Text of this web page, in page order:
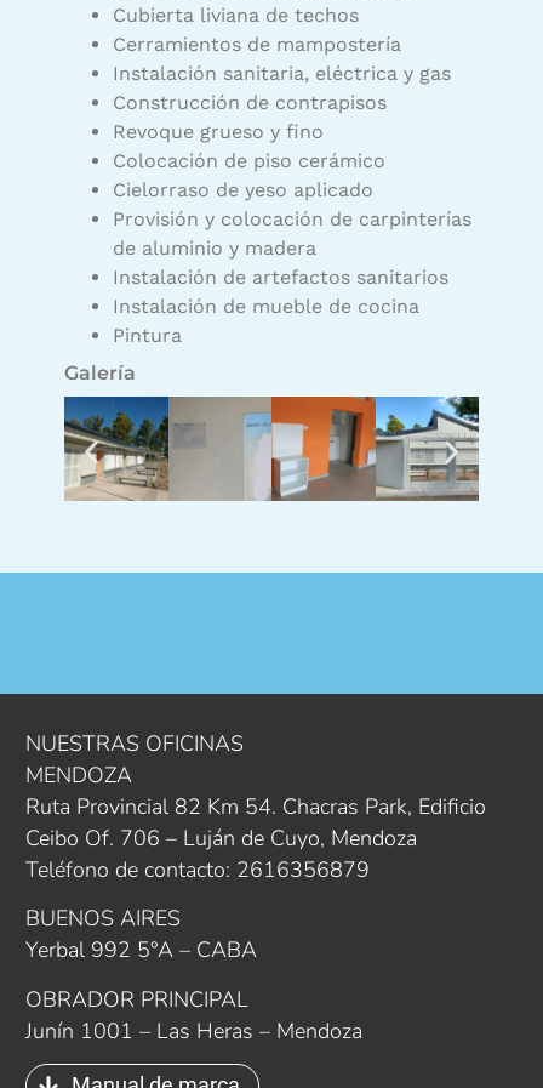
Cubierta liviana de techos
Cerramientos de mampostería
Instalación sanitaria, eléctrica y gas
Construcción de contrapisos
Revoque grueso y fino
Colocación de piso cerámico
Cielorraso de yeso aplicado
Provisión y colocación de carpinterías
de aluminio y madera
Instalación de artefactos sanitarios
Instalación de mueble de cocina
Pintura
Galería
NUESTRAS OFICINAS
MENDOZA
Ruta Provincial 82 Km 54. Chacras Park, Edificio
Ceibo Of. 706 – Luján de Cuyo, Mendoza
Teléfono de contacto: 2616356879
BUENOS AIRES
Yerbal 992 5°A – CABA
OBRADOR PRINCIPAL
Junín 1001 – Las Heras – Mendoza